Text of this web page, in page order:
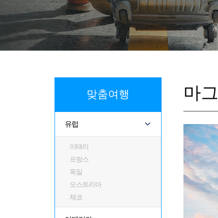
맞춤여행
유럽
이태리
프랑스
독일
오스트리아
체코
마